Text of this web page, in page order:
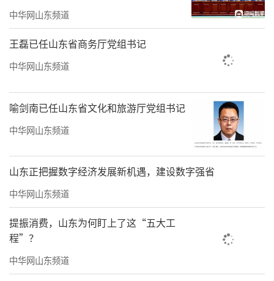
中华网山东频道
王磊已任山东省商务厅党组书记
中华网山东频道
喻剑南已任山东省文化和旅游厅党组书记
中华网山东频道
山东正把握数字经济发展新机遇，建设数字强省
中华网山东频道
提振消费，山东为何盯上了这“五大工
程”？
中华网山东频道